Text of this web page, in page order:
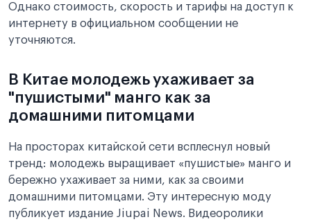
Однако стоимость, скорость и тарифы на доступ к
интернету в официальном сообщении не
уточняются.
В Китае молодежь ухаживает за
"пушистыми" манго как за
домашними питомцами
На просторах китайской сети всплеснул новый
тренд: молодежь выращивает «пушистые» манго и
бережно ухаживает за ними, как за своими
домашними питомцами. Эту интересную моду
публикует издание Jiupai News. Видеоролики